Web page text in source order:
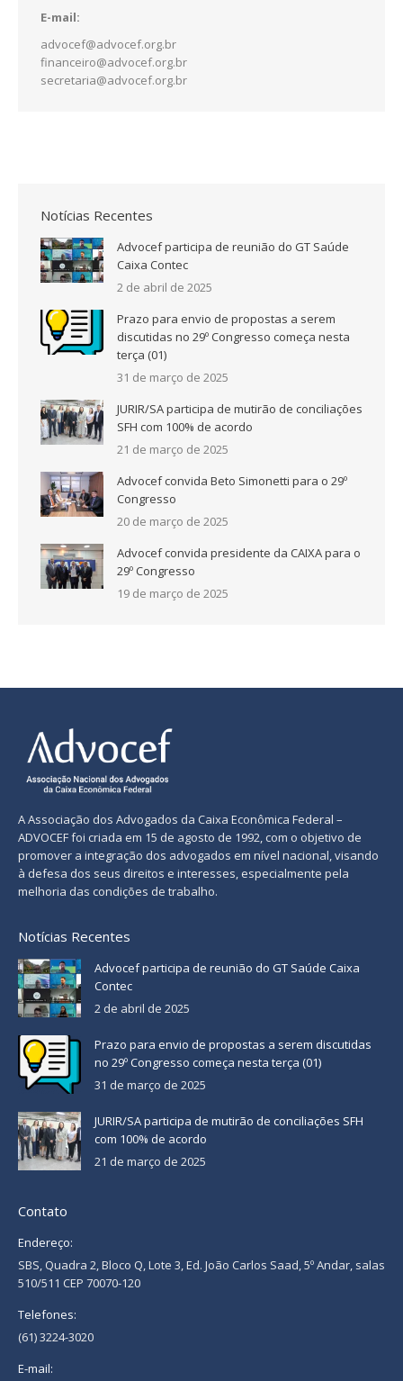
E-mail:
advocef@advocef.org.br
financeiro@advocef.org.br
secretaria@advocef.org.br
Notícias Recentes
Advocef participa de reunião do GT Saúde
Caixa Contec
2 de abril de 2025
Prazo para envio de propostas a serem
discutidas no 29º Congresso começa nesta
terça (01)
31 de março de 2025
JURIR/SA participa de mutirão de conciliações
SFH com 100% de acordo
21 de março de 2025
Advocef convida Beto Simonetti para o 29º
Congresso
20 de março de 2025
Advocef convida presidente da CAIXA para o
29º Congresso
19 de março de 2025
A Associação dos Advogados da Caixa Econômica Federal –
ADVOCEF foi criada em 15 de agosto de 1992, com o objetivo de
promover a integração dos advogados em nível nacional, visando
à defesa dos seus direitos e interesses, especialmente pela
melhoria das condições de trabalho.
Notícias Recentes
Advocef participa de reunião do GT Saúde Caixa
Contec
2 de abril de 2025
Prazo para envio de propostas a serem discutidas
no 29º Congresso começa nesta terça (01)
31 de março de 2025
JURIR/SA participa de mutirão de conciliações SFH
com 100% de acordo
21 de março de 2025
Contato
Endereço:
SBS, Quadra 2, Bloco Q, Lote 3, Ed. João Carlos Saad, 5º Andar, salas
510/511 CEP 70070-120
Telefones:
(61) 3224-3020
E-mail: